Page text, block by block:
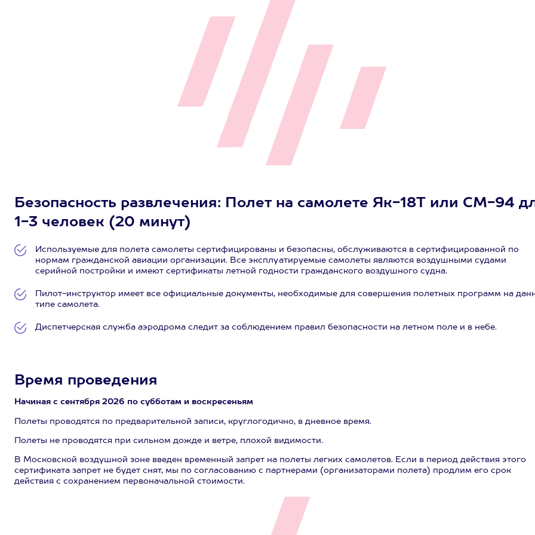
Безопасность развлечения: Полет на самолете Як-18Т или СМ-94
1-3 человек (20 минут)
Используемые для полета самолеты сертифицированы и безопасны, обслуживаются в сертифицированной по
нормам гражданской авиации организации. Все эксплуатируемые самолеты являются воздушными судами
серийной постройки и имеют сертификаты летной годности гражданского воздушного судна.
Пилот-инструктор имеет все официальные документы, необходимые для совершения полетных программ на
типе самолета.
Диспетчерская служба аэродрома следит за соблюдением правил безопасности на летном поле и в небе.
Время проведения
Начиная с сентября 2026 по субботам и воскресеньям
Полеты проводятся по предварительной записи, круглогодично, в дневное время.
Полеты не проводятся при сильном дожде и ветре, плохой видимости.
В Московской воздушной зоне введен временный запрет на полеты легких самолетов. Если в период действия этого
сертификата запрет не будет снят, мы по согласованию с партнерами (организаторами полета) продлим его срок
действия с сохранением первоначальной стоимости.